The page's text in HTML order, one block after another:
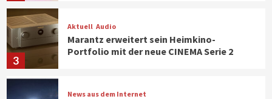
3
Aktuell Audio
Marantz erweitert sein Heimkino-
Portfolio mit der neue CINEMA Serie 2
News aus dem Internet